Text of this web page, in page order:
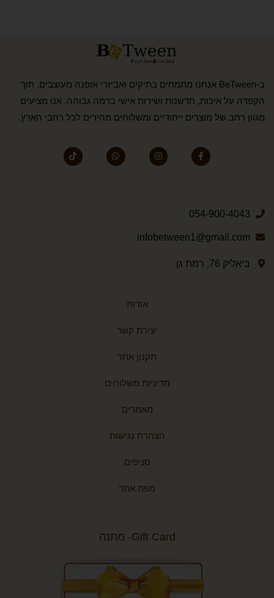
ב-BeTween אנחנו מתמחים בתיקים ואביזרי אופנה מעוצבים, תוך
הקפדה על איכות, חדשנות ושירות אישי ברמה גבוהה. אנו מציעים
מגוון רחב של מוצרים ייחודיים ומשלוחים מהירים לכל רחבי הארץ.
054-900-4043
infobetween1@gmail.com
ביאליק 76, רמת גן
אודות
יצירת קשר
תקנון אתר
מדיניות משלוחים
מאמרים
הצהרת נגישות
סניפים
מפת אתר
Gift Card- מתנה